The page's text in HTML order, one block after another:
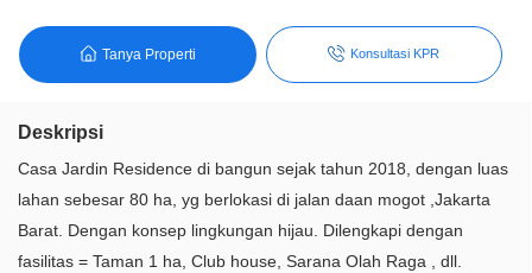
Tanya Properti Konsultasi KPR
Deskripsi
Casa Jardin Residence di bangun sejak tahun 2018, dengan luas
lahan sebesar 80 ha, yg berlokasi di jalan daan mogot ,Jakarta
Barat. Dengan konsep lingkungan hijau. Dilengkapi dengan
fasilitas = Taman 1 ha, Club house, Sarana Olah Raga , dll.